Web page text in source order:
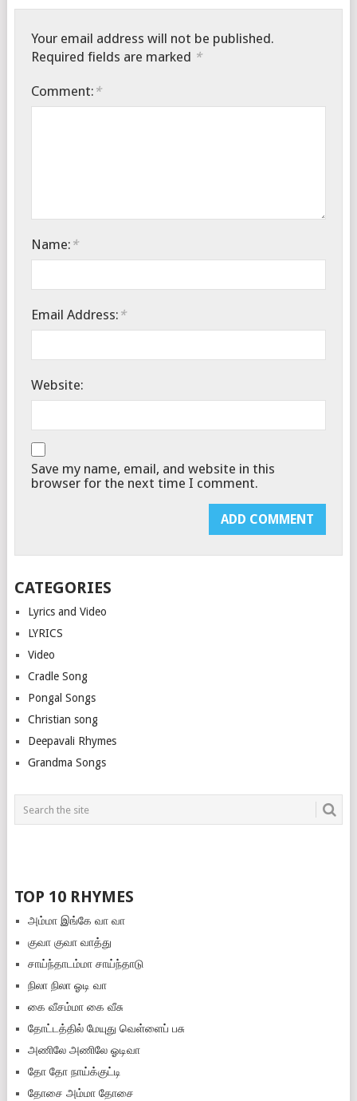
Your email address will not be published.
Required fields are marked *
Comment: *
Name: *
Email Address: *
Website:
Save my name, email, and website in this
browser for the next time I comment.
CATEGORIES
Lyrics and Video
LYRICS
Video
Cradle Song
Pongal Songs
Christian song
Deepavali Rhymes
Grandma Songs
TOP 10 RHYMES
அம்மா இங்கே வா வா
குவா குவா வாத்து
சாய்ந்தாடம்மா சாய்ந்தாடு
நிலா நிலா ஓடி வா
கை வீசம்மா கை வீசு
தோட்டத்தில் மேயுது வெள்ளைப் பசு
அணிலே அணிலே ஓடிவா
தோ தோ நாய்க்குட்டி
தோசை அம்மா தோசை